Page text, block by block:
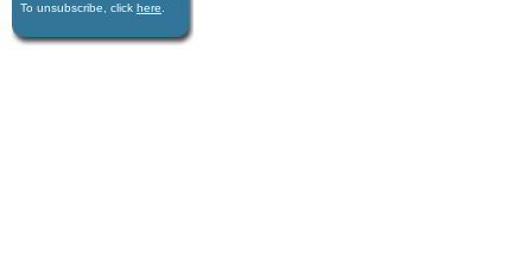
To unsubscribe, click here